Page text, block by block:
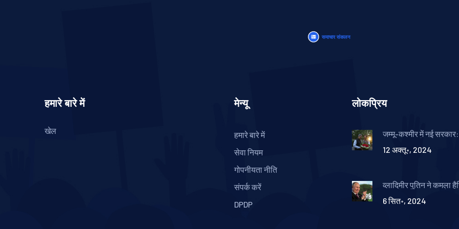
हमारे बारे में
खेल
मेन्यू
हमारे बारे में
सेवा नियम
गोपनीयता नीति
संपर्क करें
DPDP
लोकप्रिय
जम्मू-कश्मीर में नई
बनाया मुख्यमंत्री उम्मीदवार
12 अक्तू॰, 2024
व्लादिमीर पुतिन ने कमला
'संक्रामक हंसी' का जिक्र
6 सित॰, 2024